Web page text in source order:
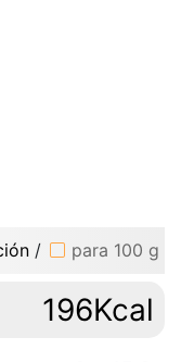
/ para 100 g
196Kcal